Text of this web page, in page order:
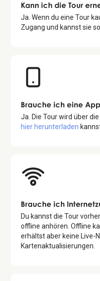
Kann ich die Tour
Ja. Wenn du eine Tour
Zugang und kannst sie
Brauche ich eine
Ja. Die Tour wird über
hier herunterladen
Brauche ich
Du kannst die Tour
offline anhören. Offline
erhältst aber keine Live-
Kartenaktualisierungen.